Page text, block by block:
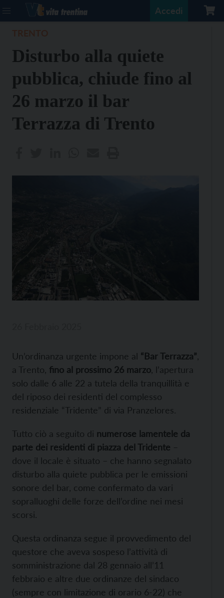
Accedi
Disturbo alla quiete
pubblica, chiude fino al
26 marzo il bar
Terrazza di Trento
Un’ordinanza urgente impone al “Bar Terrazza”
a Trento, fino al prossimo 26 marzo , l’apertura
solo dalle 6 alle 22 a tutela della tranquillità e
del riposo dei residenti del complesso
residenziale “Tridente” di via Pranzelores.
Tutto ciò a seguito di numerose lamentele da
parte dei residenti di piazza del Tridente –
dove il locale è situato – che hanno segnalato
disturbo alla quiete pubblica per le emissioni
sonore del bar, come confermato da vari
sopralluoghi delle forze dell’ordine nei mesi
scorsi.
Questa ordinanza segue il provvedimento del
questore che aveva sospeso l’attività di
somministrazione dal 28 gennaio all’11
febbraio e altre due ordinanze del sindaco
(sempre con limitazione di orario 6-22) che